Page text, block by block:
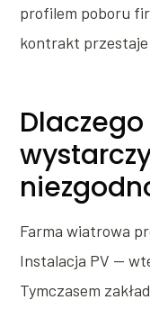
profilem poboru
kontrakt
Farma wiatrowa
Instalacja PV —
Tymczasem